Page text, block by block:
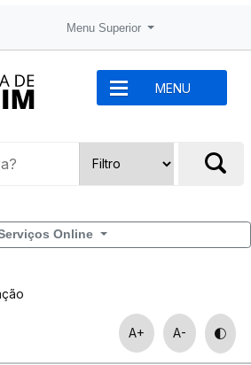
Menu Superior
MENU
Online
A+ A-